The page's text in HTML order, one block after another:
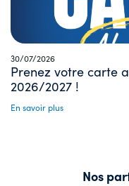
30/07/2026
Prenez votre carte
2026/2027 !
En savoir plus
Nos